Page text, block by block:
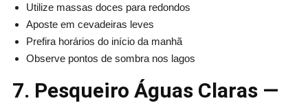
Utilize massas doces para redondos
Aposte em cevadeiras leves
Prefira horários do início da manhã
Observe pontos de sombra nos lagos
7. Pesqueiro Águas Claras —